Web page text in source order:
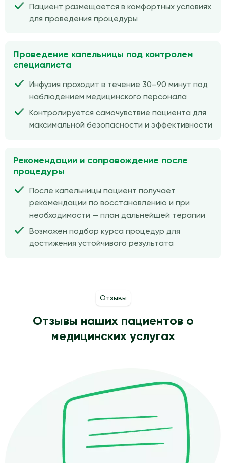
Пациент размещается в комфортных условиях
для проведения процедуры
Проведение капельницы под контролем
специалиста
Инфузия проходит в течение 30–90 минут под
наблюдением медицинского персонала
Контролируется самочувствие пациента для
максимальной безопасности и эффективности
Рекомендации и сопровождение после
процедуры
После капельницы пациент получает
рекомендации по восстановлению и при
необходимости — план дальнейшей терапии
Возможен подбор курса процедур для
достижения устойчивого результата
Отзывы
Отзывы наших пациентов о
медицинских услугах